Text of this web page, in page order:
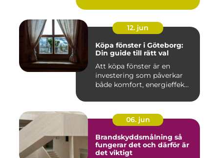
12. jun
Köpa fönster i Göteborg:
Din guide till rätt val
Att köpa fönster är en
investering som påverkar
både komfort, energieffek...
06. jun
Brandskyddsmålning så
fungerar det och därför är
det viktigt